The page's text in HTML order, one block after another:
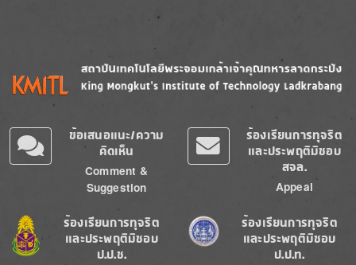
Image
ข้อเสนอแนะ/ความ
คิดเห็น
Comment &
Suggestion
ร้องเรียนการทุจริต
และประพฤติมิชอบ
สจล.
Appeal
Image
ร้องเรียนการทุจริต
และประพฤติมิชอบ
ป.ป.ช.
Image
ร้องเรียนการทุจริต
และประพฤติมิชอบ
ป.ป.ท.